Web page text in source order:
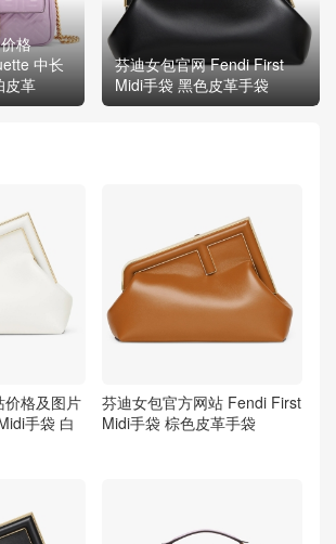
格
中长
皮革
芬迪女包官网 Fendi First
Midi手袋 黑色皮革手袋
价格及图片
手袋 白
芬迪女包官方网站 Fendi First
Midi手袋 棕色皮革手袋